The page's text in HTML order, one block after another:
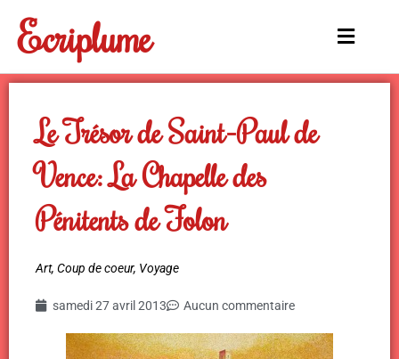
contenu
Ecriplume
Main
Le Trésor de Saint-Paul de
Vence: La Chapelle des
Pénitents de Folon
Art, Coup de coeur, Voyage
samedi 27 avril 2013 Aucun commentaire